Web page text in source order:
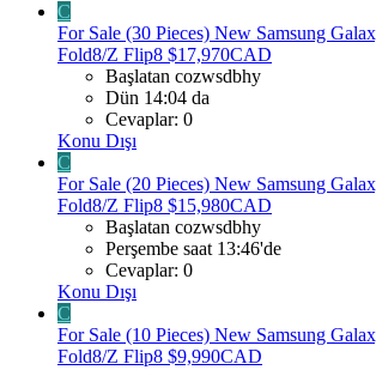
C
For Sale (30 Pieces) New Samsung
Fold8/Z Flip8 $17,970CAD
Başlatan cozwsdbhy
Dün 14:04 da
Cevaplar: 0
Konu Dışı
C
For Sale (20 Pieces) New Samsung
Fold8/Z Flip8 $15,980CAD
Başlatan cozwsdbhy
Perşembe saat 13:46'de
Cevaplar: 0
Konu Dışı
C
For Sale (10 Pieces) New Samsung
Fold8/Z Flip8 $9,990CAD